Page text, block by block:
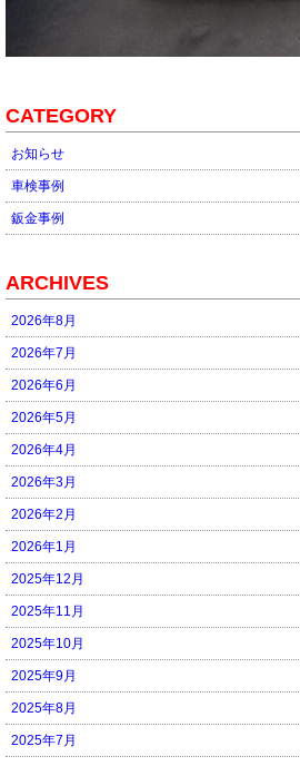
CATEGORY
お知らせ
車検事例
鈑金事例
ARCHIVES
2026年8月
2026年7月
2026年6月
2026年5月
2026年4月
2026年3月
2026年2月
2026年1月
2025年12月
2025年11月
2025年10月
2025年9月
2025年8月
2025年7月